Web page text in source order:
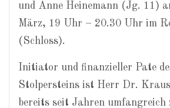
und Anne Heinemann (Jg. 11)
März, 19 Uhr – 20.30 Uhr im
(Schloss).
Initiator und finanzieller Pate
Stolpersteins ist Herr Dr.
bereits seit Jahren umfangreich